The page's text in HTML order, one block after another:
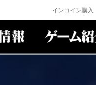
インコイン購入